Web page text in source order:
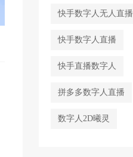
快手数字人无人直播
快手数字人直播
快手直播数字人
拼多多数字人直播
数字人2D曦灵